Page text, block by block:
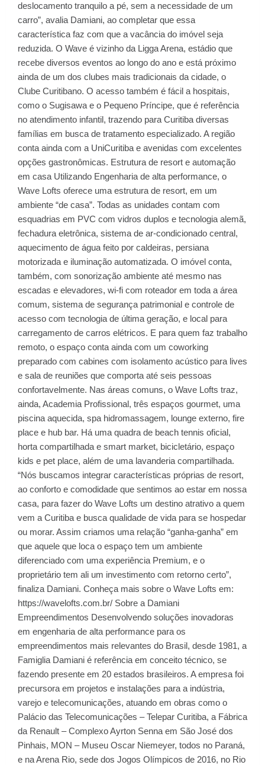
deslocamento tranquilo a pé, sem a necessidade de um
carro”, avalia Damiani, ao completar que essa
característica faz com que a vacância do imóvel seja
reduzida. O Wave é vizinho da Ligga Arena, estádio que
recebe diversos eventos ao longo do ano e está próximo
ainda de um dos clubes mais tradicionais da cidade, o
Clube Curitibano. O acesso também é fácil a hospitais,
como o Sugisawa e o Pequeno Príncipe, que é referência
no atendimento infantil, trazendo para Curitiba diversas
famílias em busca de tratamento especializado. A região
conta ainda com a UniCuritiba e avenidas com excelentes
opções gastronômicas. Estrutura de resort e automação
em casa Utilizando Engenharia de alta performance, o
Wave Lofts oferece uma estrutura de resort, em um
ambiente “de casa”. Todas as unidades contam com
esquadrias em PVC com vidros duplos e tecnologia alemã,
fechadura eletrônica, sistema de ar-condicionado central,
aquecimento de água feito por caldeiras, persiana
motorizada e iluminação automatizada. O imóvel conta,
também, com sonorização ambiente até mesmo nas
escadas e elevadores, wi-fi com roteador em toda a área
comum, sistema de segurança patrimonial e controle de
acesso com tecnologia de última geração, e local para
carregamento de carros elétricos. E para quem faz trabalho
remoto, o espaço conta ainda com um coworking
preparado com cabines com isolamento acústico para lives
e sala de reuniões que comporta até seis pessoas
confortavelmente. Nas áreas comuns, o Wave Lofts traz,
ainda, Academia Profissional, três espaços gourmet, uma
piscina aquecida, spa hidromassagem, lounge externo, fire
place e hub bar. Há uma quadra de beach tennis oficial,
horta compartilhada e smart market, bicicletário, espaço
kids e pet place, além de uma lavanderia compartilhada.
“Nós buscamos integrar características próprias de resort,
ao conforto e comodidade que sentimos ao estar em nossa
casa, para fazer do Wave Lofts um destino atrativo a quem
vem a Curitiba e busca qualidade de vida para se hospedar
ou morar. Assim criamos uma relação “ganha-ganha” em
que aquele que loca o espaço tem um ambiente
diferenciado com uma experiência Premium, e o
proprietário tem ali um investimento com retorno certo”,
finaliza Damiani. Conheça mais sobre o Wave Lofts em:
https://wavelofts.com.br/ Sobre a Damiani
Empreendimentos Desenvolvendo soluções inovadoras
em engenharia de alta performance para os
empreendimentos mais relevantes do Brasil, desde 1981, a
Famiglia Damiani é referência em conceito técnico, se
fazendo presente em 20 estados brasileiros. A empresa foi
precursora em projetos e instalações para a indústria,
varejo e telecomunicações, atuando em obras como o
Palácio das Telecomunicações – Telepar Curitiba, a Fábrica
da Renault – Complexo Ayrton Senna em São José dos
Pinhais, MON – Museu Oscar Niemeyer, todos no Paraná,
e na Arena Rio, sede dos Jogos Olímpicos de 2016, no Rio